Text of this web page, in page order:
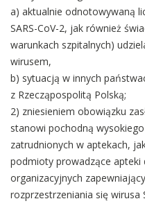
a) aktualnie odnotowywaną
SARS-CoV-2, jak również
warunkach szpitalnych)
wirusem,
b) sytuacją w innych
z Rzecząpospolitą Polską;
2) zniesieniem obowiązku
stanowi pochodną
zatrudnionych w aptekach,
podmioty prowadzące
organizacyjnych
rozprzestrzeniania się wirusa